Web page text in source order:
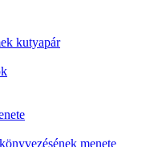
kutyapár
menete